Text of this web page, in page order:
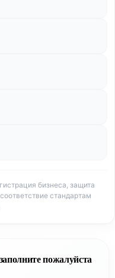
бизнеса, защита
стандартам
пожалуйста